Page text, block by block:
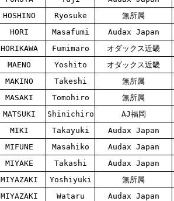
HOSHINO Ryosuke
無所属
HORI Masafumi
Audax Japan
HORIKAWA Fumimaro
オダックス近畿
MAENO Yoshito
オダックス近畿
MAKINO Takeshi
無所属
MASAKI Tomohiro
無所属
MATSUKI Shinichiro
AJ福岡
MIKI Takayuki
Audax Japan
MIFUNE Masahiko
Audax Japan
MIYAKE Takashi
Audax Japan
MIYAZAKI Yoshiyuki
無所属
MIYAZAKI Wataru
Audax Japan